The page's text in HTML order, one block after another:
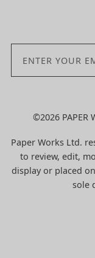
©2026 PAPER
Paper Works Ltd.
to review, edit,
display or placed
sole